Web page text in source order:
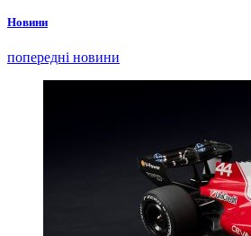
Новини
попередні новини